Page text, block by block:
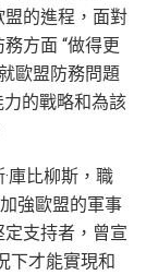
的進程，面對
方面 “做得更
歐盟防務問題
力的戰略和為該
庫比柳斯，職
強歐盟的軍事
支持者，曾宣
下才能實現和